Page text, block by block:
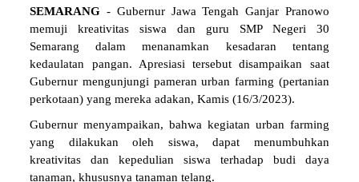
SEMARANG- Gubernur Jawa Tengah Ganjar Pranowo
memuji kreativitas siswa dan guru SMP Negeri 30
Semarang dalam menanamkan kesadaran tentang
kedaulatan pangan. Apresiasi tersebut disampaikan saat
Gubernur mengunjungi pameran urban farming (pertanian
perkotaan) yang mereka adakan, Kamis (16/3/2023).
Gubernur menyampaikan, bahwa kegiatan urban farming
yang dilakukan oleh siswa, dapat menumbuhkan
kreativitas dan kepedulian siswa terhadap budi daya
tanaman, khususnya tanaman telang.